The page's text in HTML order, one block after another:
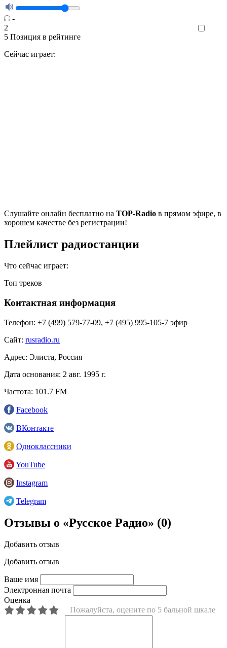
-
2
5 Позиция в рейтинге
Сейчас играет:
Cлушайте онлайн бесплатно на TOP-Radio в прямом эфире, в
хорошем качестве без регистрации!
Плейлист радиостанции
Что сейчас играет:
Топ треков
Контактная информация
Телефон: +7 (499) 579‑77-09, +7 (495) 995-105-7 эфир
Сайт: rusradio.ru
Адрес: Элиста, Россия
Дата основания: 2 авг. 1995 г.
Частота: 101.7 FM
Facebook
ВКонтакте
Одноклассники
YouTube
Instagram
Telegram
Отзывы о «Русское Радио» (0)
Добавить отзыв
Добавить отзыв
Ваше имя
Электронная почта
Оценка
Пожалуйста, оцените по 5 бальной шкале